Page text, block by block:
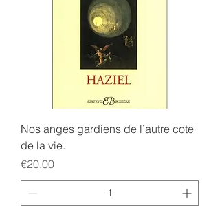
Nos anges gardiens de l’autre cote
de la vie.
Price
€20.00